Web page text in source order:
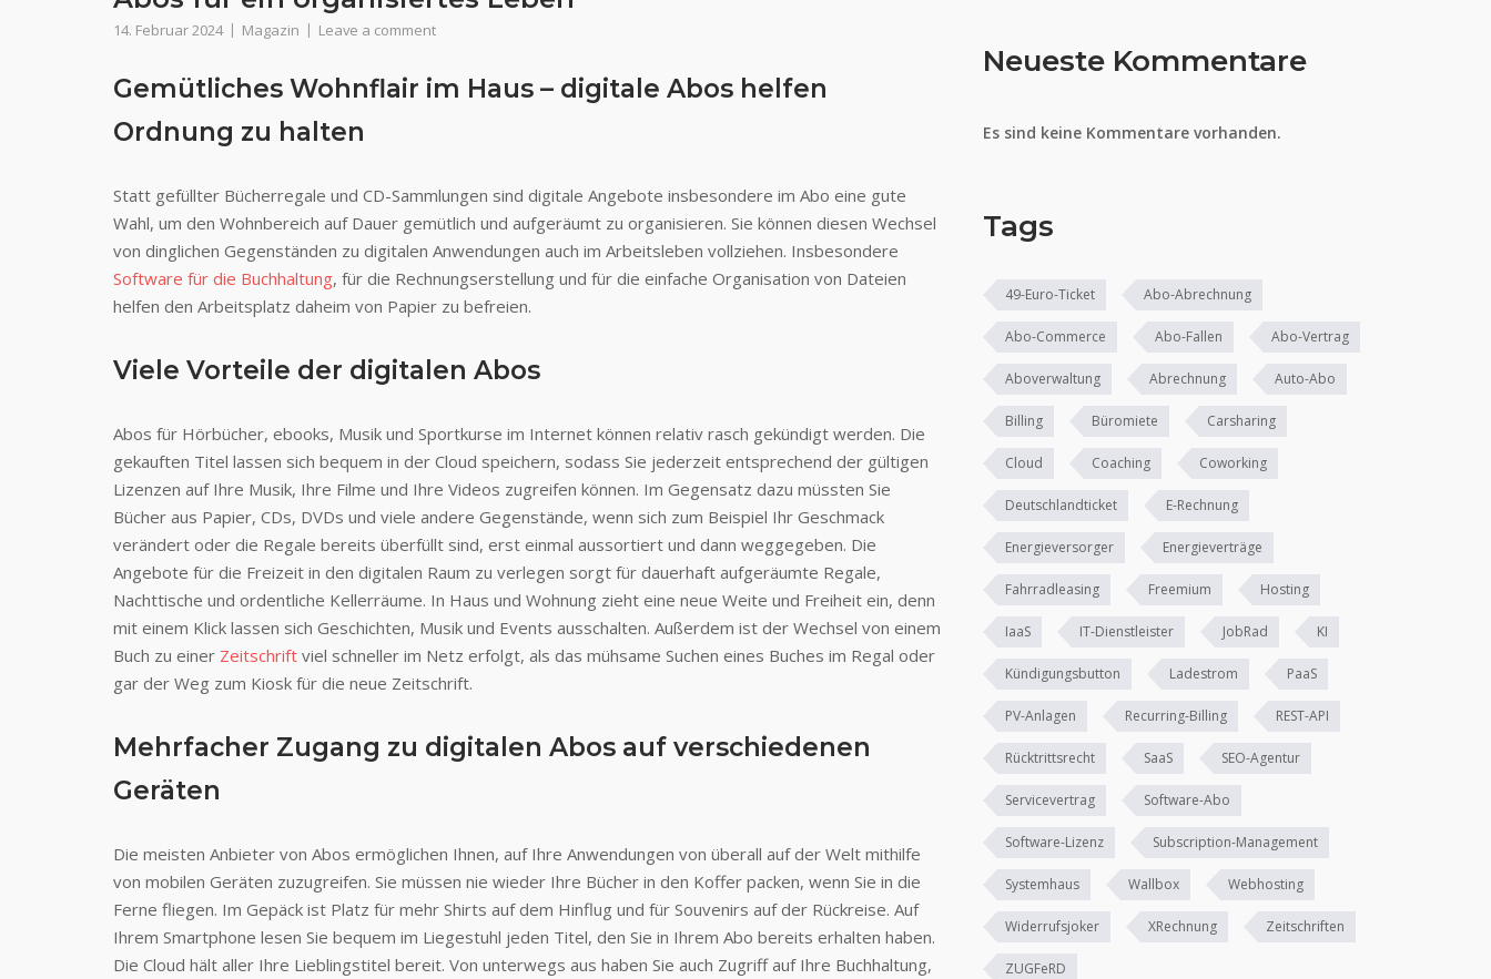
14. Februar 2024 Magazin Leave a comment
Gemütliches Wohnflair im Haus – digitale Abos helfen
Ordnung zu halten
Statt gefüllter Bücherregale und CD-Sammlungen sind digitale Angebote insbesondere im Abo eine gute
Wahl, um den Wohnbereich auf Dauer gemütlich und aufgeräumt zu organisieren. Sie können diesen Wechsel
von dinglichen Gegenständen zu digitalen Anwendungen auch im Arbeitsleben vollziehen. Insbesondere
Software für die Buchhaltung, für die Rechnungserstellung und für die einfache Organisation von Dateien
helfen den Arbeitsplatz daheim von Papier zu befreien.
Viele Vorteile der digitalen Abos
Abos für Hörbücher, ebooks, Musik und Sportkurse im Internet können relativ rasch gekündigt werden. Die
gekauften Titel lassen sich bequem in der Cloud speichern, sodass Sie jederzeit entsprechend der gültigen
Lizenzen auf Ihre Musik, Ihre Filme und Ihre Videos zugreifen können. Im Gegensatz dazu müssten Sie
Bücher aus Papier, CDs, DVDs und viele andere Gegenstände, wenn sich zum Beispiel Ihr Geschmack
verändert oder die Regale bereits überfüllt sind, erst einmal aussortiert und dann weggegeben. Die
Angebote für die Freizeit in den digitalen Raum zu verlegen sorgt für dauerhaft aufgeräumte Regale,
Nachttische und ordentliche Kellerräume. In Haus und Wohnung zieht eine neue Weite und Freiheit ein, denn
mit einem Klick lassen sich Geschichten, Musik und Events ausschalten. Außerdem ist der Wechsel von einem
Buch zu einer Zeitschrift viel schneller im Netz erfolgt, als das mühsame Suchen eines Buches im Regal oder
gar der Weg zum Kiosk für die neue Zeitschrift.
Mehrfacher Zugang zu digitalen Abos auf verschiedenen
Geräten
Die meisten Anbieter von Abos ermöglichen Ihnen, auf Ihre Anwendungen von überall auf der Welt mithilfe
von mobilen Geräten zuzugreifen. Sie müssen nie wieder Ihre Bücher in den Koffer packen, wenn Sie in die
Ferne fliegen. Im Gepäck ist Platz für mehr Shirts auf dem Hinflug und für Souvenirs auf der Rückreise. Auf
Ihrem Smartphone lesen Sie bequem im Liegestuhl jeden Titel, den Sie in Ihrem Abo bereits erhalten haben.
Die Cloud hält aller Ihre Lieblingstitel bereit. Von unterwegs aus haben Sie auch Zugriff auf Ihre Buchhaltung,
Neueste Kommentare
Es sind keine Kommentare vorhanden.
Tags
49-Euro-Ticket Abo-Abrechnung
Abo-Commerce Abo-Fallen Abo-Vertrag
Aboverwaltung Abrechnung Auto-Abo
Billing Büromiete Carsharing
Cloud Coaching Coworking
Deutschlandticket E-Rechnung
Energieversorger Energieverträge
Fahrradleasing Freemium Hosting
IaaS IT-Dienstleister JobRad KI
Kündigungsbutton Ladestrom PaaS
PV-Anlagen Recurring-Billing REST-API
Rücktrittsrecht SaaS SEO-Agentur
Servicevertrag Software-Abo
Software-Lizenz Subscription-Management
Systemhaus Wallbox Webhosting
Widerrufsjoker XRechnung Zeitschriften
ZUGFeRD